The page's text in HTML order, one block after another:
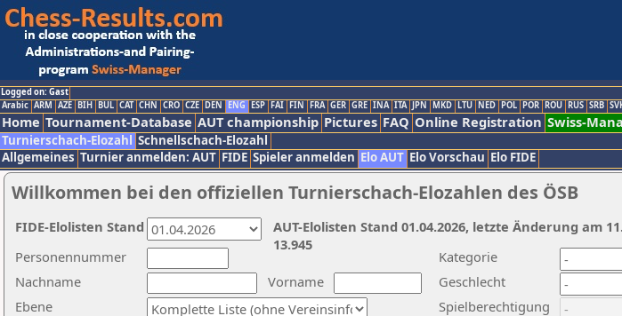
Logged on: Gast
Arabic ARM AZE BIH BUL CAT CHN CRO CZE DEN ENG ESP FAI FIN FRA GER GRE INA ITA JPN MKD LTU NED POL POR ROU RUS SRB
Home Tournament-Database AUT championship Pictures FAQ Online Registration Swiss-
Turnierschach-Elozahl Schnellschach-Elozahl
Allgemeines Turnier anmelden: AUT FIDE Spieler anmelden Elo AUT Elo Vorschau Elo FIDE
Willkommen bei den offiziellen Turnierschach-Elozahlen des ÖSB
Nachname
Vorname
Ebene
Kategorie
Personennummer
Geschlecht
Spielberechtigung
AUT-Elolisten Stand 01.04.2026, letzte Änderung am
13.945
FIDE-Elolisten Stand